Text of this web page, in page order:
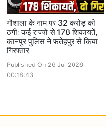
गौशाला के नाम पर 32 करोड़ की
ठगी: कई राज्यों से 178 शिकायतें,
कानपुर पुलिस ने फतेहपुर से किया
गिरफ्तार
Published On 26 Jul 2026
00:18:43